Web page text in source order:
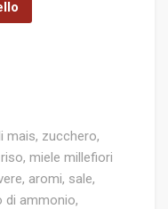
mais, zucchero,
miele millefiori
aromi, sale,
di ammonio,